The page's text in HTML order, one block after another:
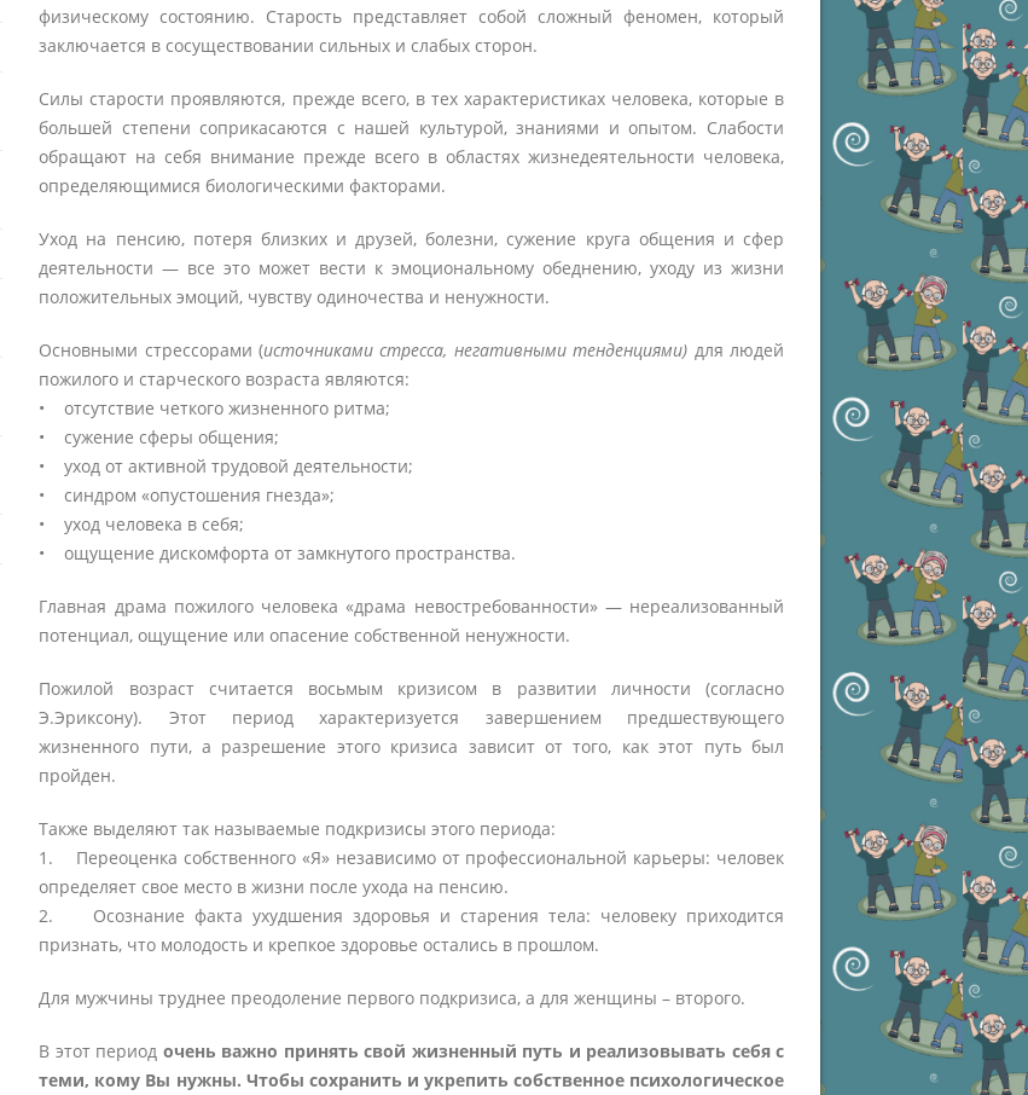
физическому состоянию. Старость представляет собой сложный феномен, который
заключается в сосуществовании сильных и слабых сторон.
Силы старости проявляются, прежде всего, в тех характеристиках человека, которые в
большей степени соприкасаются с нашей культурой, знаниями и опытом. Слабости
обращают на себя внимание прежде всего в областях жизнедеятельности человека,
определяющимися биологическими факторами.
Уход на пенсию, потеря близких и друзей, болезни, сужение круга общения и сфер
деятельности — все это может вести к эмоциональному обеднению, уходу из жизни
положительных эмоций, чувству одиночества и ненужности.
Основными стрессорами (источниками стресса, негативными тенденциями) для людей
пожилого и старческого возраста являются:
• отсутствие четкого жизненного ритма;
• сужение сферы общения;
• уход от активной трудовой деятельности;
• синдром «опустошения гнезда»;
• уход человека в себя;
• ощущение дискомфорта от замкнутого пространства.
Главная драма пожилого человека «драма невостребованности» — нереализованный
потенциал, ощущение или опасение собственной ненужности.
Пожилой возраст считается восьмым кризисом в развитии личности (согласно
Э.Эриксону). Этот период характеризуется завершением предшествующего
жизненного пути, а разрешение этого кризиса зависит от того, как этот путь был
пройден.
Также выделяют так называемые подкризисы этого периода:
1. Переоценка собственного «Я» независимо от профессиональной карьеры: человек
определяет свое место в жизни после ухода на пенсию.
2. Осознание факта ухудшения здоровья и старения тела: человеку приходится
признать, что молодость и крепкое здоровье остались в прошлом.
Для мужчины труднее преодоление первого подкризиса, а для женщины – второго.
В этот период очень важно принять свой жизненный путь и реализовывать себя с
теми, кому Вы нужны. Чтобы сохранить и укрепить собственное психологическое